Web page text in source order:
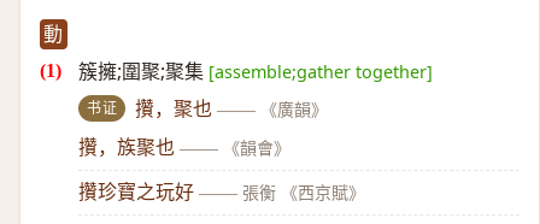
動
簇擁;圍聚;聚集 [assemble;gather together]
书证 攢，聚也 —— 《廣韻》
攢，族聚也 —— 《韻會》
攢珍寶之玩好 —— 張衡 《西京賦》